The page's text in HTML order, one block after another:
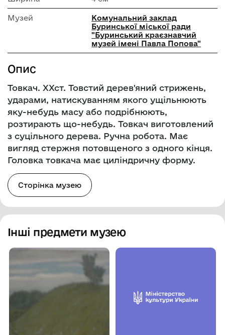
Музей
Комунальний заклад
Буринської міської ради
"Буринський краєзнавчий
музей імені Павла Попова"
Опис
Товкач. ХХст. Товстий дерев'яний стрижень,
ударами, натискуванням якого ущільнюють
яку-небудь масу або подрібнюють,
розтирають що-небудь. Товкач виготовлений
з суцільного дерева. Ручна робота. Має
вигляд стержня потовщеного з одного кінця.
Головка товкача має циліндричну форму.
Сторінка музею
Інші предмети музею